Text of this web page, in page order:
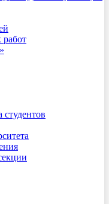
работ